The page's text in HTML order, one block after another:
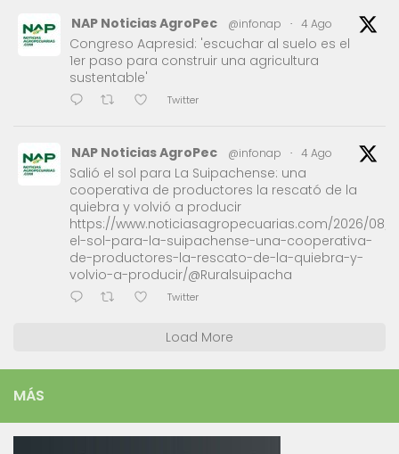
NAP Noticias AgroPec @infonap · 4 Ago
Congreso Aapresid: 'escuchar al suelo es el
1er paso para construir una agricultura
sustentable'
Twitter
NAP Noticias AgroPec @infonap · 4 Ago
Salió el sol para La Suipachense: una
cooperativa de productores la rescató de la
quiebra y volvió a producir
https://www.noticiasagropecuarias.com/2026/08/
el-sol-para-la-suipachense-una-cooperativa-
de-productores-la-rescato-de-la-quiebra-y-
volvio-a-producir/@Ruralsuipacha
Twitter
Load More
MÁS